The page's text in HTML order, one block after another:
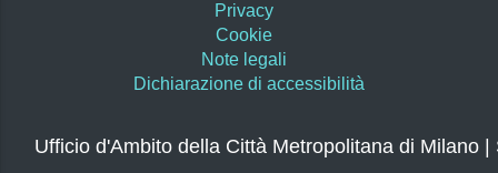
Privacy
Cookie
Note legali
Dichiarazione di accessibilità
Ufficio d'Ambito della Città Metropolitana di Milano